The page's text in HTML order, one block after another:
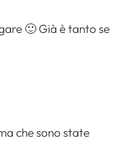
🙂 Già è tanto se
che sono state